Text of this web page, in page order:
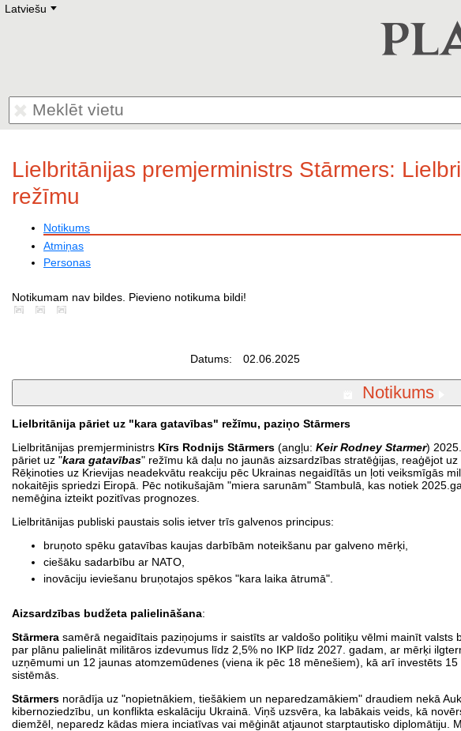
Latviešu E
Deutsch
Polski
Hebrew
Lielbritānijas premjerministrs Stārmers:
režīmu
Notikums
Atmiņas
Personas
Notikumam nav bildes. Pievieno notikuma bildi!
Datums:
02.06.2025
Notikums
Lielbritānija pāriet uz "kara gatavības" režīmu, paziņo Stārmers
Lielbritānijas premjerministrs Kīrs Rodnijs Stārmers (angļu: Keir Rodney Starmer)
pāriet uz "kara gatavības" režīmu kā daļu no jaunās aizsardzības stratēģijas, reaģējot
Rēķinoties uz Krievijas neadekvātu reakciju pēc Ukrainas negaidītās un ļoti veiksmīgās
nokaitējis spriedzi Eiropā. Pēc notikušajām "miera sarunām" Stambulā, kas notiek
nemēģina izteikt pozitīvas prognozes.
Lielbritānijas publiski paustais solis ietver trīs galvenos principus:
bruņoto spēku gatavības kaujas darbībām noteikšanu par galveno mērķi,
ciešāku sadarbību ar NATO,
inovāciju ieviešanu bruņotajos spēkos "kara laika ātrumā".
Aizsardzības budžeta palielināšana:
Stārmera samērā negaidītais paziņojums ir saistīts ar valdošo politiķu vēlmi mainīt valsts
par plānu palielināt militāros izdevumus līdz 2,5% no IKP līdz 2027. gadam, ar mērķi
uzņēmumi un 12 jaunas atomzemūdenes (viena ik pēc 18 mēnešiem), kā arī investēts
sistēmās.
Stārmers norādīja uz "nopietnākiem, tiešākiem un neparedzamākiem" draudiem nekā
kibernoziedzību, un konflikta eskalāciju Ukrainā. Viņš uzsvēra, ka labākais veids, kā
diemžēl, neparedz kādas miera inciatīvas vai mēģināt atjaunot starptautisko diplomātiju.